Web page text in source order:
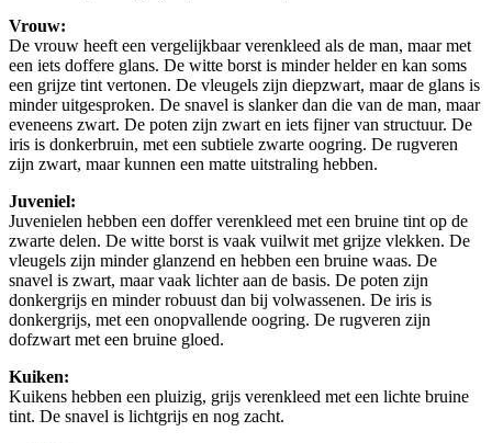
Vrouw:
De vrouw heeft een vergelijkbaar verenkleed als de man, maar met
een iets doffere glans. De witte borst is minder helder en kan soms
een grijze tint vertonen. De vleugels zijn diepzwart, maar de glans is
minder uitgesproken. De snavel is slanker dan die van de man, maar
eveneens zwart. De poten zijn zwart en iets fijner van structuur. De
iris is donkerbruin, met een subtiele zwarte oogring. De rugveren
zijn zwart, maar kunnen een matte uitstraling hebben.
Juveniel:
Juvenielen hebben een doffer verenkleed met een bruine tint op de
zwarte delen. De witte borst is vaak vuilwit met grijze vlekken. De
vleugels zijn minder glanzend en hebben een bruine waas. De
snavel is zwart, maar vaak lichter aan de basis. De poten zijn
donkergrijs en minder robuust dan bij volwassenen. De iris is
donkergrijs, met een onopvallende oogring. De rugveren zijn
dofzwart met een bruine gloed.
Kuiken:
Kuikens hebben een pluizig, grijs verenkleed met een lichte bruine
tint. De snavel is lichtgrijs en nog zacht.